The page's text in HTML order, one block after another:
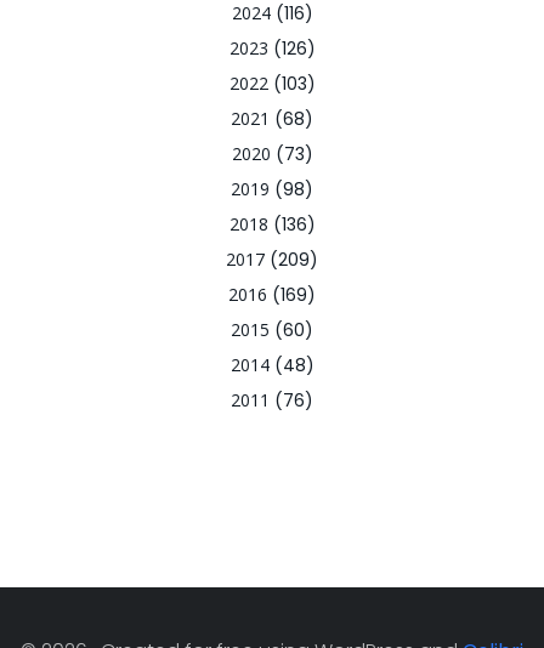
2024(116)
2023 (126)
2022(103)
2021 (68)
2020 (73)
2019 (98)
2018 (136)
2017 (209)
2016 (169)
2015 (60)
2014(48)
2011 (76)